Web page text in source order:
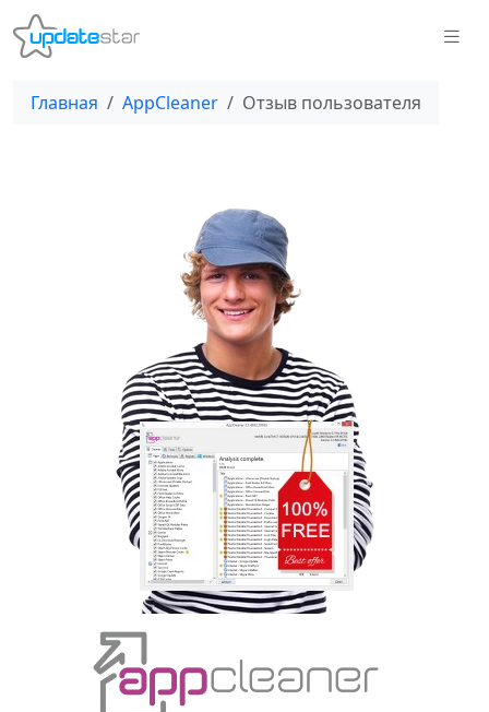
Главная AppCleaner Отзыв пользователя